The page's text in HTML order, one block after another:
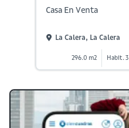
Casa En Venta
La Calera, La Calera
296.0 m2 Habit. 3